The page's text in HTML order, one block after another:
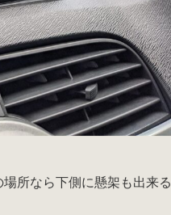
所なら下側に懸架も出来る